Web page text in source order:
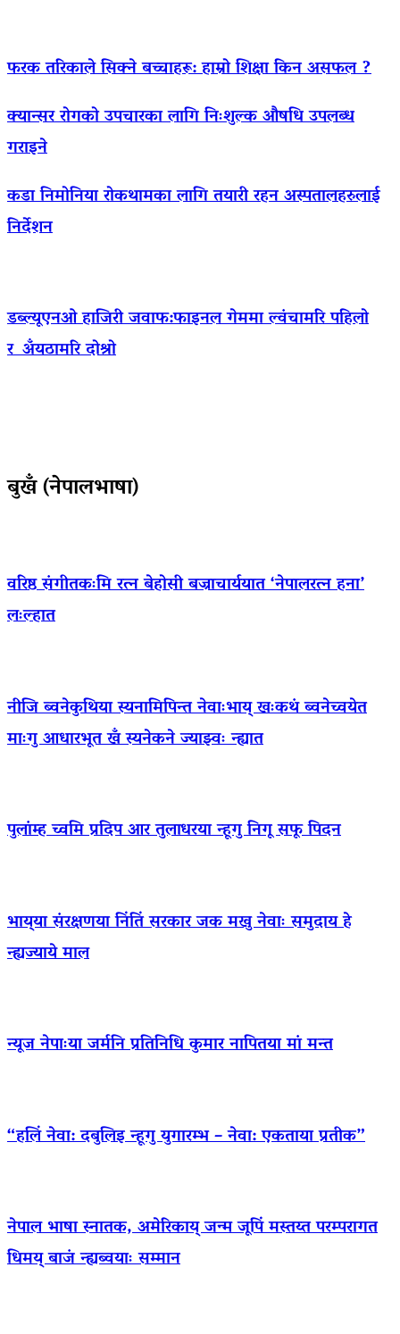
फरक तरिकाले सिक्ने बच्चाहरू: हाम्रो शिक्षा किन असफल ?
क्यान्सर रोगको उपचारका लागि निःशुल्क औषधि उपलब्ध
गराइने
कडा निमोनिया रोकथामका लागि तयारी रहन अस्पतालहरुलाई
निर्देशन
डब्ल्यूएनओ हाजिरी जवाफ:फाइनल गेममा ल्वंचामरि पहिलो
र अँयठामरि दोश्रो
बुखँ (नेपालभाषा)
वरिष्ठ संगीतकःमि रत्न बेहोसी बज्राचार्ययात ‘नेपालरत्न हना’
लःल्हात
नीजि ब्वनेकुथिया स्यनामिपिन्त नेवाःभाय् खःकथं ब्वनेच्वयेत
माःगु आधारभूत खँ स्यनेकने ज्याझ्वः न्ह्यात
पुलांम्ह च्वमि प्रदिप आर तुलाधरया न्हूगु निगू सफू पिदन
भाय्‌या संरक्षणया निंतिं सरकार जक मखु नेवाः समुदाय हे
न्ह्यज्याये माल
न्यूज नेपाःया जर्मनि प्रतिनिधि कुमार नापितया मां मन्त
“हलिं नेवा: दबुलिइ न्हूगु युगारम्भ – नेवा: एकताया प्रतीक”
नेपाल भाषा स्नातक, अमेरिकाय् जन्म जूपिं मस्तय्त परम्परागत
धिमय् बाजं न्ह्यब्वयाः सम्मान